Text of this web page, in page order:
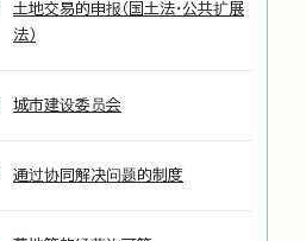
土地交易的申报（国土法・公共扩展
法）
城市建设委员会
通过协同解决问题的制度